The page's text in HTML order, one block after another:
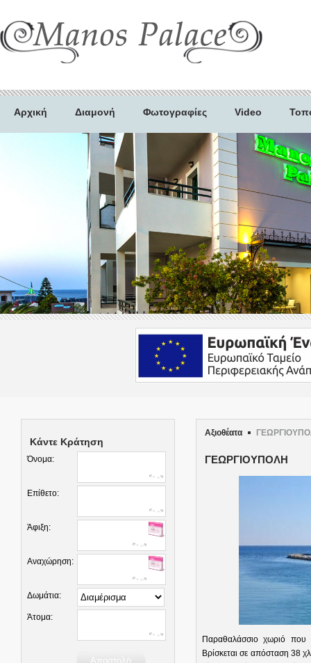
Αρχική Διαμονή Φωτογραφίες Video
Κάντε Κράτηση
Όνομα:
Επίθετο:
Άφιξη:
Αναχώρηση:
Δωμάτια:
Άτομα:
Αξιοθέατα
ΓΕΩΡΓΙΟΥΠΟΛΗ
Παραθαλάσσιο χωριό που
Βρίσκεται σε απόσταση 38